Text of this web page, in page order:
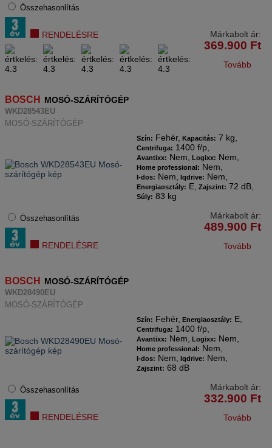
Összehasonlítás
RENDELÉSRE Márkabolt ár:
369.900 Ft
Tovább
BOSCH MOSÓ-SZÁRÍTÓGÉP
WKD28543EU
MOSÓ-SZÁRÍTÓGÉP
Szín: Fehér, Kapacitás: 7 kg,
Centrifuga: 1400 f/p,
Avantixx: Nem, Logixx: Nem,
Home professional: Nem,
I-dos: Nem, Iqdrive: Nem,
Energiaosztály: E, Zajszint: 72 dB,
Súly: 83 kg
Összehasonlítás
RENDELÉSRE
Márkabolt ár:
489.900 Ft
Tovább
BOSCH MOSÓ-SZÁRÍTÓGÉP
WKD28490EU
MOSÓ-SZÁRÍTÓGÉP
Szín: Fehér, Energiaosztály: E,
Centrifuga: 1400 f/p,
Avantixx: Nem, Logixx: Nem,
Home professional: Nem,
I-dos: Nem, Iqdrive: Nem,
Zajszint: 68 dB
Összehasonlítás
RENDELÉSRE
Márkabolt ár:
332.900 Ft
Tovább